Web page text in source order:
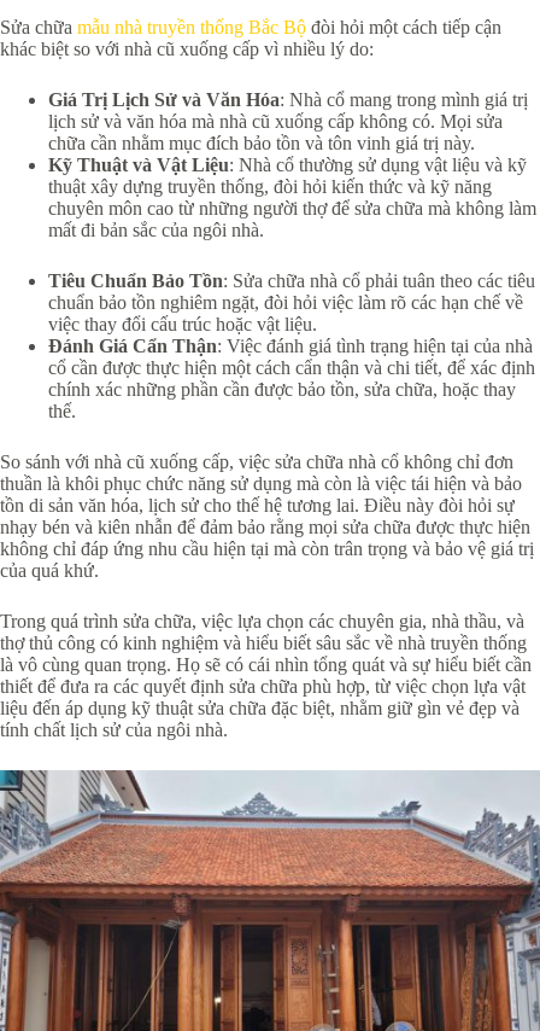
Sửa chữa mẫu nhà truyền thống Bắc Bộ đòi hỏi một cách tiếp cận
khác biệt so với nhà cũ xuống cấp vì nhiều lý do:
Giá Trị Lịch Sử và Văn Hóa: Nhà cổ mang trong mình giá trị
lịch sử và văn hóa mà nhà cũ xuống cấp không có. Mọi sửa
chữa cần nhằm mục đích bảo tồn và tôn vinh giá trị này.
Kỹ Thuật và Vật Liệu: Nhà cổ thường sử dụng vật liệu và kỹ
thuật xây dựng truyền thống, đòi hỏi kiến thức và kỹ năng
chuyên môn cao từ những người thợ để sửa chữa mà không làm
mất đi bản sắc của ngôi nhà.
Tiêu Chuẩn Bảo Tồn: Sửa chữa nhà cổ phải tuân theo các tiêu
chuẩn bảo tồn nghiêm ngặt, đòi hỏi việc làm rõ các hạn chế về
việc thay đổi cấu trúc hoặc vật liệu.
Đánh Giá Cẩn Thận: Việc đánh giá tình trạng hiện tại của nhà
cổ cần được thực hiện một cách cẩn thận và chi tiết, để xác định
chính xác những phần cần được bảo tồn, sửa chữa, hoặc thay
thế.
So sánh với nhà cũ xuống cấp, việc sửa chữa nhà cổ không chỉ đơn
thuần là khôi phục chức năng sử dụng mà còn là việc tái hiện và bảo
tồn di sản văn hóa, lịch sử cho thế hệ tương lai. Điều này đòi hỏi sự
nhạy bén và kiên nhẫn để đảm bảo rằng mọi sửa chữa được thực hiện
không chỉ đáp ứng nhu cầu hiện tại mà còn trân trọng và bảo vệ giá trị
của quá khứ.
Trong quá trình sửa chữa, việc lựa chọn các chuyên gia, nhà thầu, và
thợ thủ công có kinh nghiệm và hiểu biết sâu sắc về nhà truyền thống
là vô cùng quan trọng. Họ sẽ có cái nhìn tổng quát và sự hiểu biết cần
thiết để đưa ra các quyết định sửa chữa phù hợp, từ việc chọn lựa vật
liệu đến áp dụng kỹ thuật sửa chữa đặc biệt, nhằm giữ gìn vẻ đẹp và
tính chất lịch sử của ngôi nhà.